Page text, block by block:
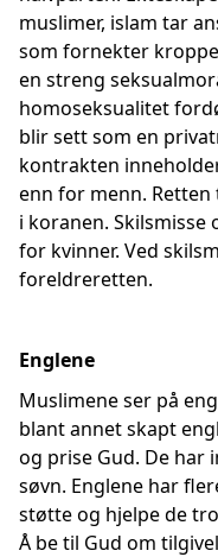
muslimer, islam tar
som fornekter
en streng
homoseksualitet
blir sett som en
kontrakten
enn for menn.
i koranen.
for kvinner. Ved
foreldreretten.
Englene
Muslimene ser på
blant annet skapt
og prise Gud. De har
søvn. Englene har
støtte og hjelpe de
Å be til Gud om